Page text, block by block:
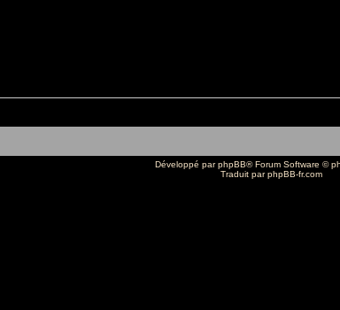
Développé parphpBB® Forum Software ©
Traduit parphpBB-fr.com